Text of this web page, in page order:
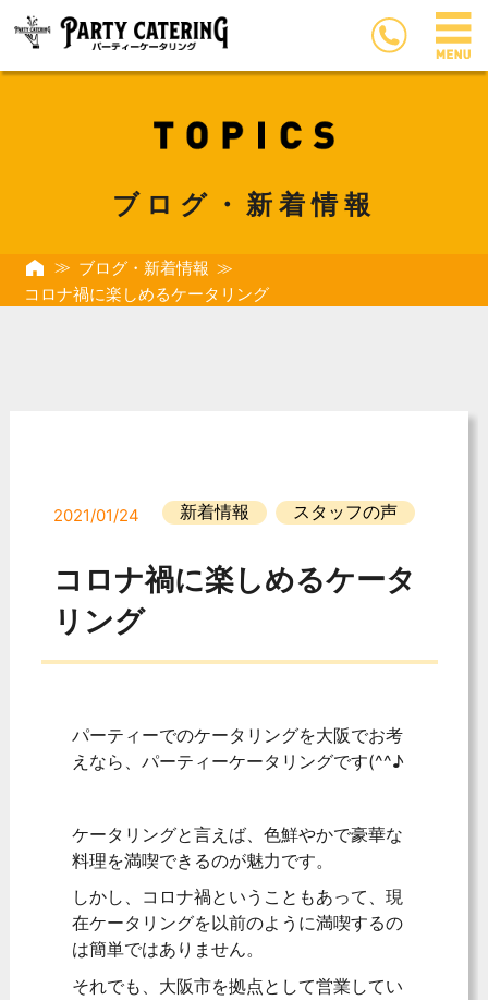
ブログ・新着情報
ブログ・新着情報
コロナ禍に楽しめるケータリング
2021/01/24 新着情報 スタッフの声
コロナ禍に楽しめるケータ
リング
パーティーでのケータリングを大阪でお考
えなら、パーティーケータリングです(^^♪
ケータリングと言えば、色鮮やかで豪華な
料理を満喫できるのが魅力です。
しかし、コロナ禍ということもあって、現
在ケータリングを以前のように満喫するの
は簡単ではありません。
それでも、大阪市を拠点として営業してい